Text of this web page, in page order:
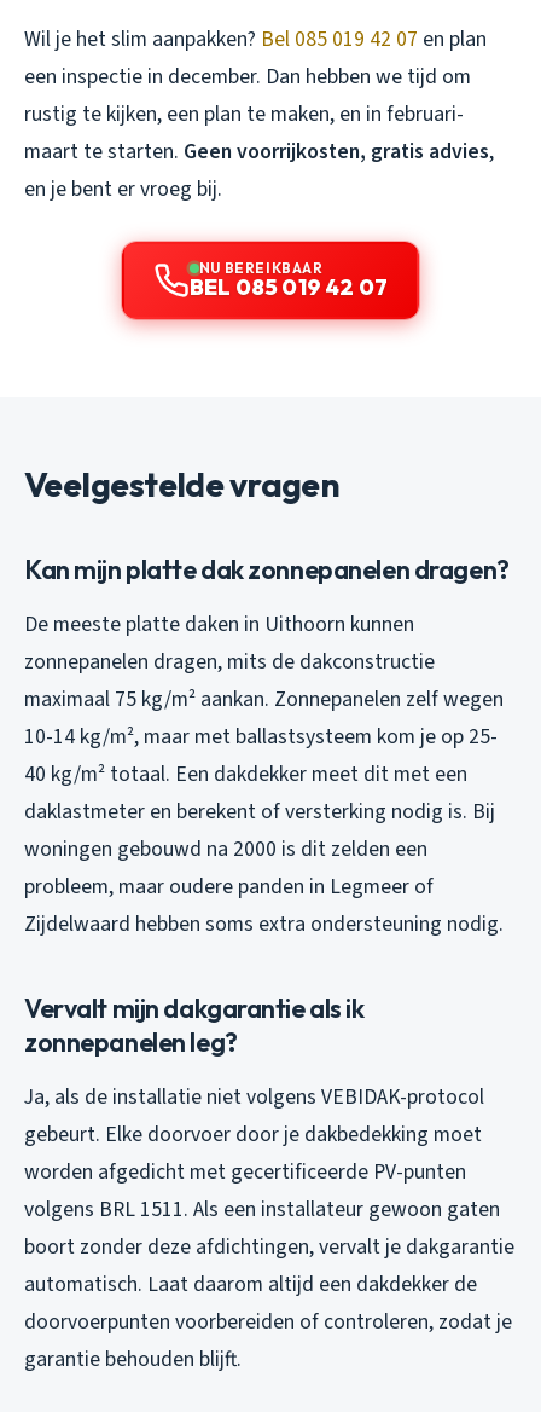
Wil je het slim aanpakken? Bel 085 019 42 07 en plan
een inspectie in december. Dan hebben we tijd om
rustig te kijken, een plan te maken, en in februari-
maart te starten. Geen voorrijkosten, gratis advies,
en je bent er vroeg bij.
NU BEREIKBAAR
BEL 085 019 42 07
Veelgestelde vragen
Kan mijn platte dak zonnepanelen dragen?
De meeste platte daken in Uithoorn kunnen
zonnepanelen dragen, mits de dakconstructie
maximaal 75 kg/m² aankan. Zonnepanelen zelf wegen
10-14 kg/m², maar met ballastsysteem kom je op 25-
40 kg/m² totaal. Een dakdekker meet dit met een
daklastmeter en berekent of versterking nodig is. Bij
woningen gebouwd na 2000 is dit zelden een
probleem, maar oudere panden in Legmeer of
Zijdelwaard hebben soms extra ondersteuning nodig.
Vervalt mijn dakgarantie als ik
zonnepanelen leg?
Ja, als de installatie niet volgens VEBIDAK-protocol
gebeurt. Elke doorvoer door je dakbedekking moet
worden afgedicht met gecertificeerde PV-punten
volgens BRL 1511. Als een installateur gewoon gaten
boort zonder deze afdichtingen, vervalt je dakgarantie
automatisch. Laat daarom altijd een dakdekker de
doorvoerpunten voorbereiden of controleren, zodat je
garantie behouden blijft.